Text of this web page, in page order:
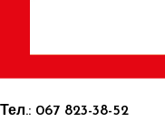
Тел.: 067 823-38-52